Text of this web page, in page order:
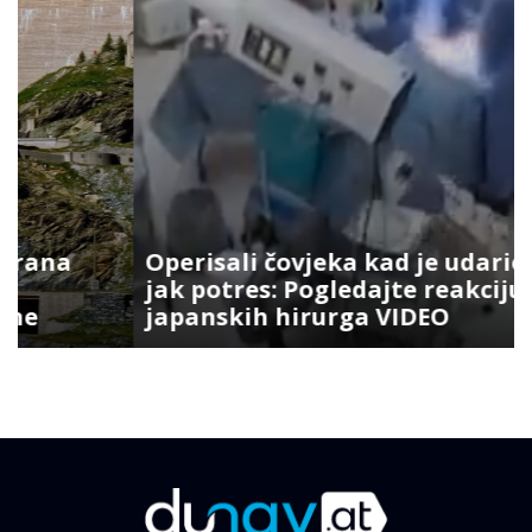
Operisali čovjeka kad je udario
jak potres: Pogledajte reakciju
japanskih hirurga VIDEO